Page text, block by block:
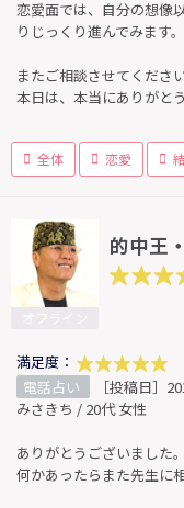
恋愛面では、自分の想像
りじっくり進んでみます。
またご相談させてください
本日は、本当にありがと
全体 恋愛
的中王
満足度：
電話占い
［投稿日］
みさきち / 20代 女性
ありがとうございました
何かあったらまた先生に